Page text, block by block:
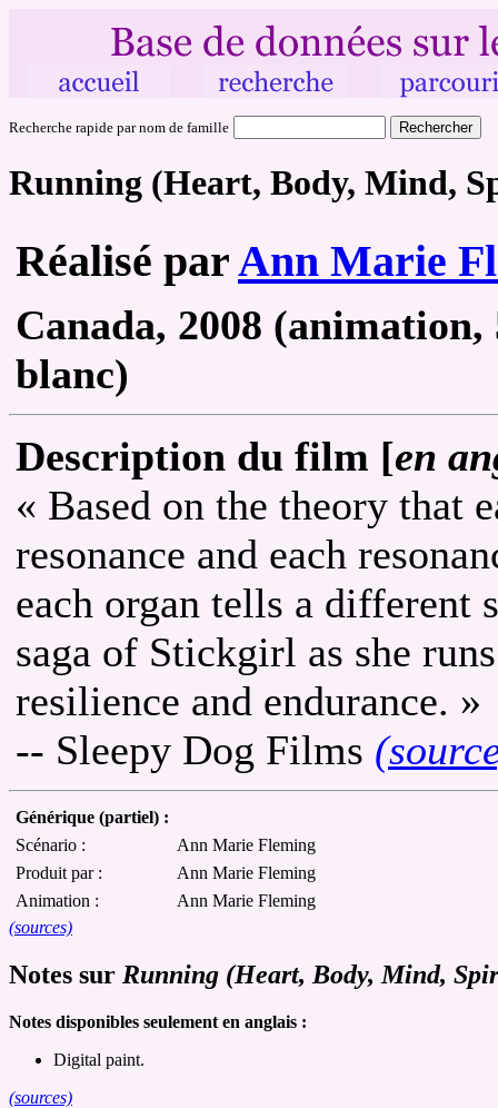
Recherche rapide par nom de famille
Running (Heart, Body, Mind,
Réalisé parAnn Marie
Canada, 2008
blanc)
Description du film [en
« Based on the theory that
resonance and each
each organ tells a different
saga of Stickgirl as she
resilience and endurance. »
-- Sleepy Dog Films
Générique (partiel) :
Scénario :
Ann Marie Fleming
Produit par :
Ann Marie Fleming
Animation :
Ann Marie Fleming
(sources)
Notes sur Running (Heart, Body, Mind,
Notes disponibles seulement en anglais :
Digital paint.
(sources)